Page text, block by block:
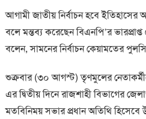
আগামী জাতীয় নির্বাচন হবে ইতিহাসের
বলে মন্তব্য করেছেন বিএনপি’র
বলেন, সামনের নির্বাচন কেয়ামতের
শুক্রবার (৩০ আগস্ট) তৃণমুলের
এর দ্বিতীয় দিনে রাজশাহী বিভাগের
মতবিনিময় সভার প্রধান অতিথি